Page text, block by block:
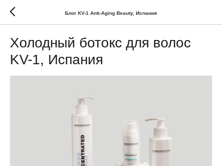
Блог KV-1 Anti-Aging Beauty, Испания
Холодный ботокс для волос
KV-1, Испания